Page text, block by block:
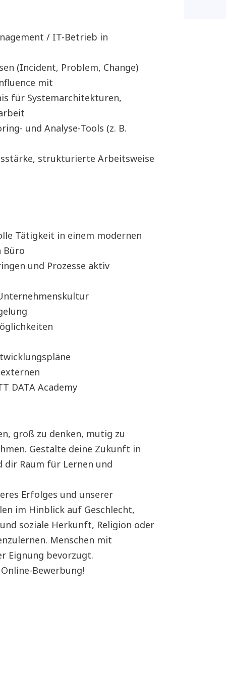
/ IT-Betrieb in
(Incident, Problem, Change)
mit
für Systemarchitekturen,
und Analyse-Tools (z. B.
strukturierte Arbeitsweise
Tätigkeit in einem modernen
Büro
und Prozesse aktiv
DATA Academy
groß zu denken, mutig zu
Gestalte deine Zukunft in
Raum für Lernen und
Erfolges und unserer
im Hinblick auf Geschlecht,
soziale Herkunft, Religion oder
Menschen mit
Eignung bevorzugt.
Bewerbung!